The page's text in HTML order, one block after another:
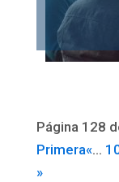
Página 128
Primera«...
»